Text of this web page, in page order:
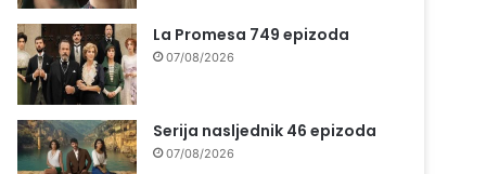
La Promesa 749 epizoda
07/08/2026
Serija nasljednik 46 epizoda
07/08/2026